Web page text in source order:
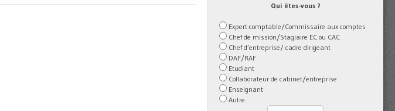
Qui êtes-vous ?
Expert-comptable/Commissaire aux comptes
Chef de mission/Stagiaire EC ou CAC
Chef d’entreprise/ cadre dirigeant
DAF/RAF
Etudiant
Collaborateur de cabinet/entreprise
Enseignant
Autre